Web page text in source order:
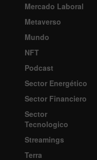
Mercado Laboral
Metaverso
Mundo
NFT
Podcast
Sector Energético
Sector Financiero
Sector
Tecnologico
Streamings
Terra